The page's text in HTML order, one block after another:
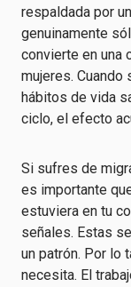
respaldada por
genuinamente
convierte en una
mujeres. Cuando
hábitos de vida
ciclo, el efecto
Si sufres de
es importante
estuviera en tu
señales. Estas
un patrón. Por lo
necesita. El